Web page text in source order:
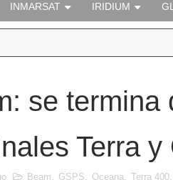
INMARSAT IRIDIUM
se termina
Terra y
Beam, GSPS, Oceana, Terra 400,